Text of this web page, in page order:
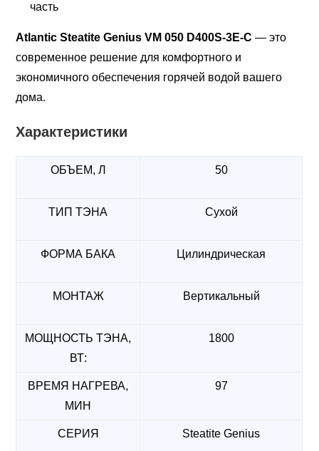
часть
Atlantic Steatite Genius VM 050 D400S-3E-C — это
современное решение для комфортного и
экономичного обеспечения горячей водой вашего
дома.
Характеристики
ОБЪЕМ, Л 50
ТИП ТЭНА Сухой
ФОРМА БАКА Цилиндрическая
МОНТАЖ Вертикальный
МОЩНОСТЬ ТЭНА,
ВТ:
1800
ВРЕМЯ НАГРЕВА,
МИН
97
СЕРИЯ Steatite Genius